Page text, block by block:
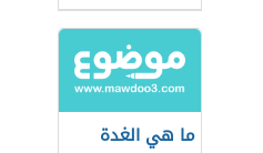
ما هي الغدة